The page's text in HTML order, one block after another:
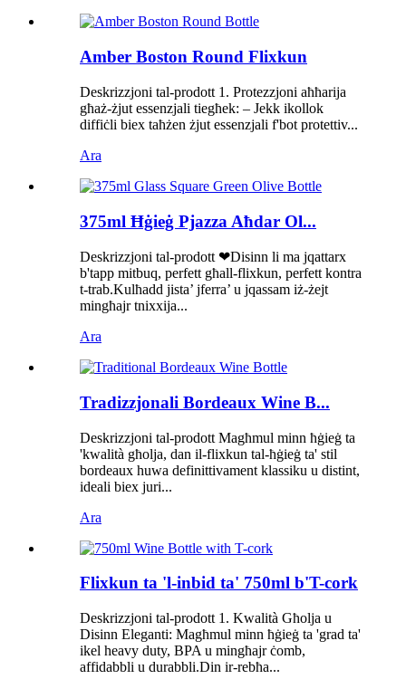
Amber Boston Round Flixkun
Deskrizzjoni tal-prodott 1. Protezzjoni aħħarija
għaż-żjut essenzjali tiegħek: – Jekk ikollok
diffiċli biex taħżen żjut essenzjali f'bot protettiv...
Ara
375ml Ħġieġ Pjazza Aħdar Ol...
Deskrizzjoni tal-prodott ❤Disinn li ma jqattarx
b'tapp mitbuq, perfett għall-flixkun, perfett kontra
t-trab.Kulħadd jista’ jferra’ u jqassam iż-żejt
mingħajr tnixxija...
Ara
Tradizzjonali Bordeaux Wine B...
Deskrizzjoni tal-prodott Magħmul minn ħġieġ ta
'kwalità għolja, dan il-flixkun tal-ħġieġ ta' stil
bordeaux huwa definittivament klassiku u distint,
ideali biex juri...
Ara
Flixkun ta 'l-inbid ta' 750ml b'T-cork
Deskrizzjoni tal-prodott 1. Kwalità Għolja u
Disinn Eleganti: Magħmul minn ħġieġ ta 'grad ta'
ikel heavy duty, BPA u mingħajr ċomb,
affidabbli u durabbli.Din ir-rebħa...